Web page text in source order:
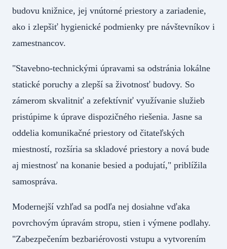
budovu knižnice, jej vnútorné priestory a zariadenie,
ako i zlepšiť hygienické podmienky pre návštevníkov i
zamestnancov.
"Stavebno-technickými úpravami sa odstránia lokálne
statické poruchy a zlepší sa životnosť budovy. So
zámerom skvalitniť a zefektívniť využívanie služieb
pristúpime k úprave dispozičného riešenia. Jasne sa
oddelia komunikačné priestory od čitateľských
miestností, rozšíria sa skladové priestory a nová bude
aj miestnosť na konanie besied a podujatí," priblížila
samospráva.
Modernejší vzhľad sa podľa nej dosiahne vďaka
povrchovým úpravám stropu, stien i výmene podlahy.
"Zabezpečením bezbariérovosti vstupu a vytvorením